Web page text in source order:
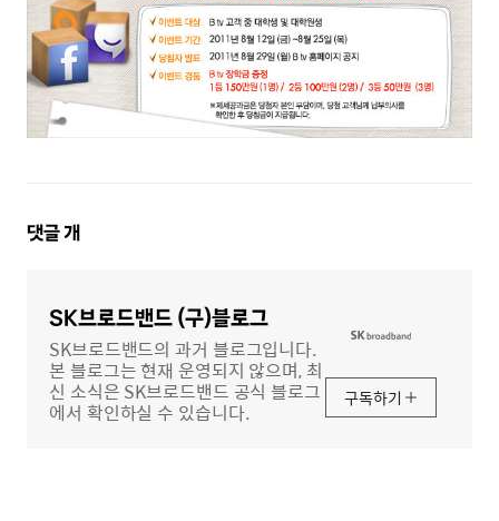
댓
댓글개
SK브로드밴드 (구)블로그
SK브로드밴드의 과거 블로그입니다.
본 블로그는 현재 운영되지 않으며, 최
신 소식은 SK브로드밴드 공식 블로그
에서 확인하실 수 있습니다.
구독하기